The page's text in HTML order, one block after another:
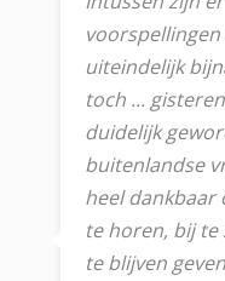
uiteindelijk
toch ...
duidelijk
buitenlandse
heel dankbaar
te horen, bij
te blijven